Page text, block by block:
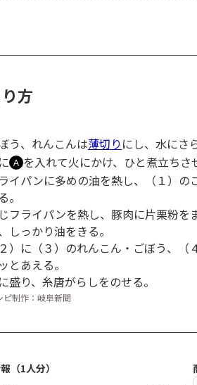
方
う、れんこんは薄切り にし、水にさ
Ａ を入れて火にかけ、ひと煮立ちさ
イパンに多めの油を熱し、（１）
。
フライパンを熱し、豚肉に片栗粉
しっかり油をきる。
２）に（３）のれんこん・ごぼう、
とあえる。
盛り、糸唐がらしをのせる。
ピ制作：岐阜新聞
（1人分）